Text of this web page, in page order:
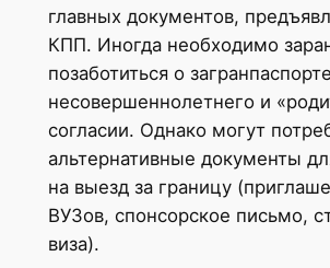
главных документов,
КПП. Иногда необходимо
позаботиться о
несовершеннолетнего и
согласии. Однако могут
альтернативные документы
на выезд за границу
ВУЗов, спонсорское письмо,
виза).